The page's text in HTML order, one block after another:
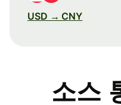
USD → CNY
소스